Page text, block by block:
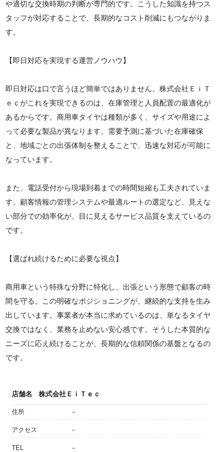
や適切な交換時期の判断が専門的です。こうした知識を持つス
タッフが対応することで、長期的なコスト削減にもつながりま
す。
【即日対応を実現する運営ノウハウ】
即日対応は口で言うほど簡単ではありません。株式会社ＥｉＴ
ｅｃがこれを実現できるのは、在庫管理と人員配置の最適化が
あるからです。商用車タイヤは種類が多く、サイズや用途によ
って必要な製品が異なります。需要予測に基づいた在庫確保
と、地域ごとの出張体制を整えることで、迅速な対応が可能に
なっています。
また、電話受付から現場到着までの時間短縮も工夫されていま
す。顧客情報の管理システムや最適ルートの選定など、見えな
い部分での効率化が、目に見えるサービス品質を支えているの
です。
【選ばれ続けるために必要な視点】
商用車という特殊な分野に特化し、出張という形態で顧客の時
間を守る。この明確なポジショニングが、継続的な支持を生み
出しています。事業者が本当に求めているのは、単なるタイヤ
交換ではなく、業務を止めない安心感です。そうした本質的な
ニーズに応え続けることが、長期的な信頼関係の基盤となるの
です。
店舗名 株式会社ＥｉＴｅｃ
住所 －
アクセス －
TEL －